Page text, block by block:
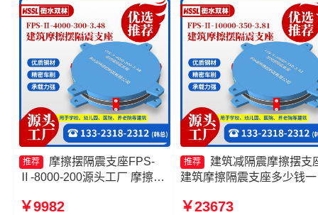
推荐
摩擦摆隔震支座FPS-
Ⅱ-8000-200源头工厂 摩擦摆
生产厂家 建筑减隔震摩擦摆支
￥9982
推荐
建筑减隔震摩擦摆支
建筑摩擦隔震支座多少钱
摆隔震支座FPSII-5000-
￥23673